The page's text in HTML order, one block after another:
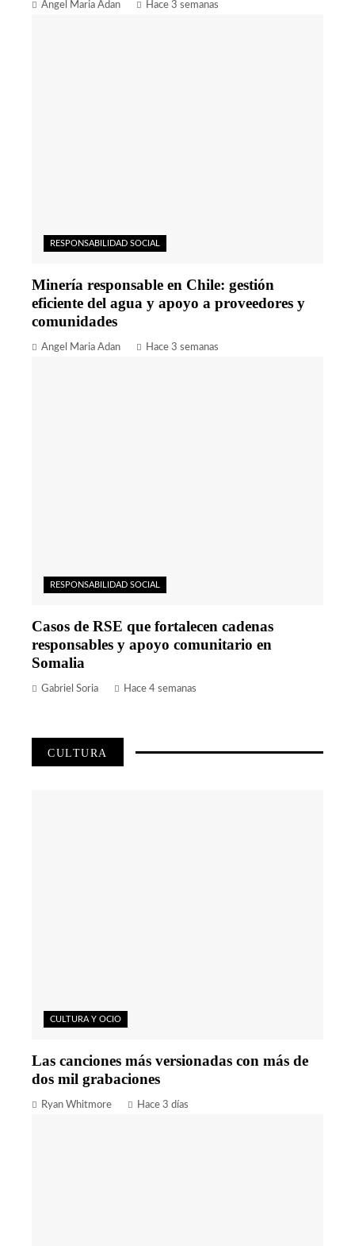
Angel Maria Adan Hace 3 semanas
RESPONSABILIDAD SOCIAL
Minería responsable en Chile: gestión
eficiente del agua y apoyo a proveedores y
comunidades
Angel Maria Adan Hace 3 semanas
RESPONSABILIDAD SOCIAL
Casos de RSE que fortalecen cadenas
responsables y apoyo comunitario en
Somalia
Gabriel Soria Hace 4 semanas
CULTURA
CULTURA Y OCIO
Las canciones más versionadas con más de
dos mil grabaciones
Ryan Whitmore Hace 3 días